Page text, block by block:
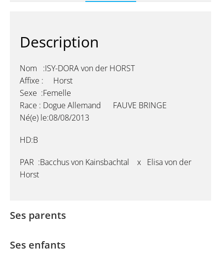
Description
Nom :ISY-DORA von der HORST
Affixe : Horst
Sexe :Femelle
Race : Dogue Allemand FAUVE BRINGE
Né(e) le:08/08/2013
HD:B
PAR :Bacchus von Kainsbachtal x Elisa von der
Horst
Ses parents
Ses enfants